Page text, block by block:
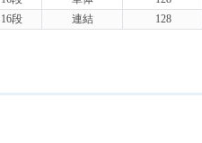
16段 連結 128